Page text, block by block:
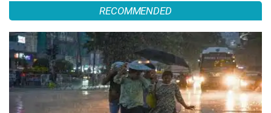
RECOMMENDED